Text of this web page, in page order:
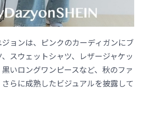
ョンは、ピンクのカーディガンにブ
スウェットシャツ、レザージャケッ
いロングワンピースなど、秋のファ
らに成熟したビジュアルを披露して